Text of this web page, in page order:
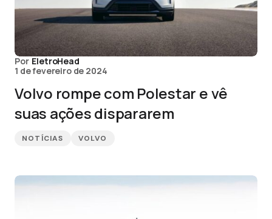
Por EletroHead
1 de fevereiro de 2024
Volvo rompe com Polestar e vê
suas ações dispararem
NOTÍCIAS VOLVO